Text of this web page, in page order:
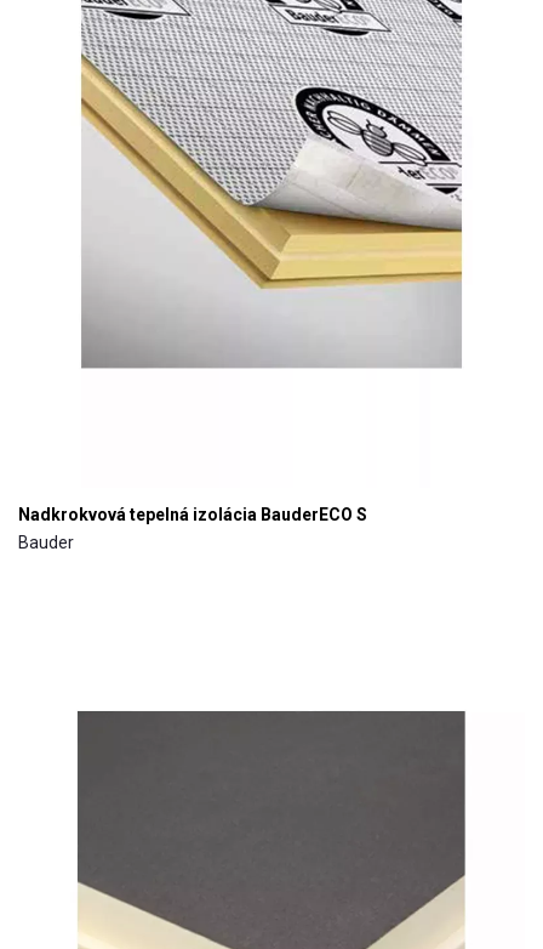
Nadkrokvová tepelná izolácia BauderECO S
Bauder